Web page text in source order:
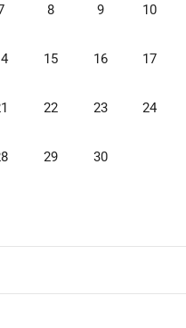
8 9 10
15 16 17
22 23 24
29 30